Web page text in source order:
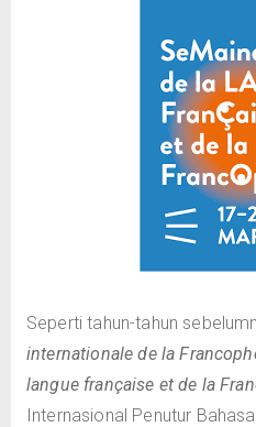
Seperti tahun-tahun
internationale de la
langue française et de la
Internasional Penutur